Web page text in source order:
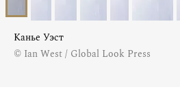
Канье Уэст
© Ian West / Global Look Press